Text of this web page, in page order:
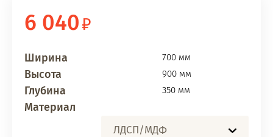
6 040
Ширина 700 мм
Высота 900 мм
Глубина 350 мм
Материал
ЛДСП/МДФ